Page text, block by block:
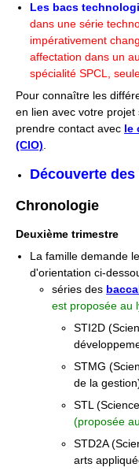
Les bacs
dans une série
impérativement
affectation dans un
spécialité SPCL,
Pour connaître les
en lien avec votre
prendre contact avec le
(CIO).
Découverte
Chronologie
Deuxième trimestre
La famille demande
d'orientation ci-
séries des
est proposée au
STI2D
STMG
de la
STL
(proposée au
STD2A
arts